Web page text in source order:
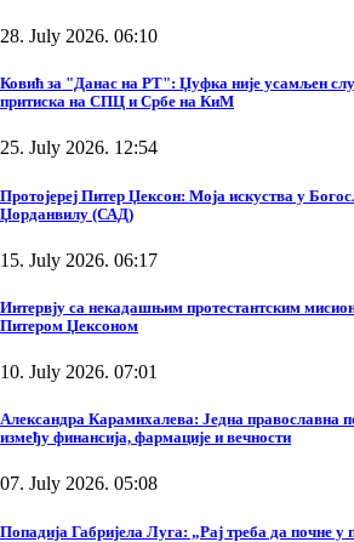
28. July 2026. 06:10
Ковић за "Данас на РТ": Џуфка није усамљен
притиска на СПЦ и Србе на КиМ
25. July 2026. 12:54
Протојереј Питер Џексон: Моја искуства у
Џорданвилу (САД)
15. July 2026. 06:17
Интервју са некадашњим протестантским
Питером Џексоном
10. July 2026. 07:01
Александра Карамихалева: Једна православна
између финансија, фармације и вечности
07. July 2026. 05:08
Попадија Габријела Луга: „Рај треба да почне у